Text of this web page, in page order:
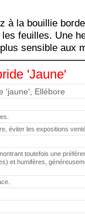
à la bouillie
feuilles. Une
sensible aux
'Jaune'
'jaune', Ellébore
éviter les expositions
toutefois une
et humifères,